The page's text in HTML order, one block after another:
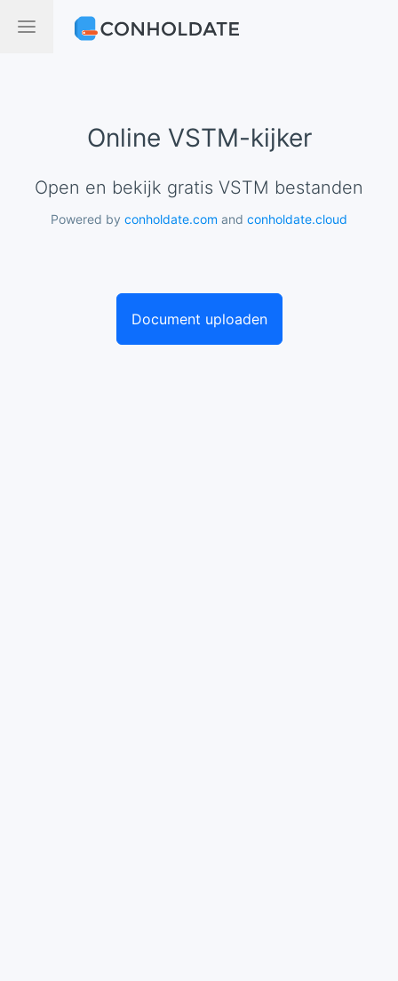
Online VSTM-kijker
Open en bekijk gratis VSTM bestanden
Powered by conholdate.com and conholdate.cloud
Document uploaden